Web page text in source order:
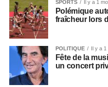
SPORTS Il y a 1
Polémique
fraîcheur lors
POLITIQUE Il y a 1
Fête de la
un concert